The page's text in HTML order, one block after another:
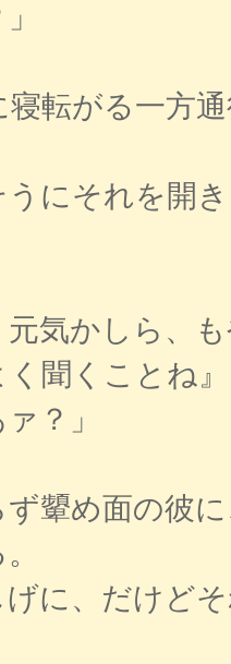
寝転がる一方
にそれを開
元気かしら、
聞くことね』
？」
顰め面の彼
に、だけど